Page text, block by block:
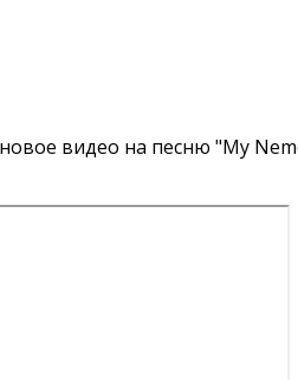
видео на песню "My